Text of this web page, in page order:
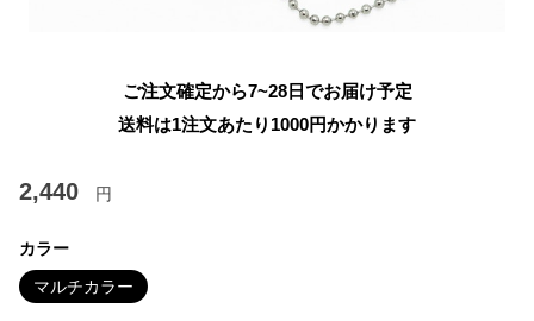
ご注文確定から7~28日でお届け予定
送料は1注文あたり 1000円かかります
2,440 円
カラー
マルチカラー